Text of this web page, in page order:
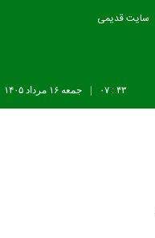
سایت قدیمی
جمعه ۱۶ مرداد ۱۴۰۵ ۴۳ : ۰۷